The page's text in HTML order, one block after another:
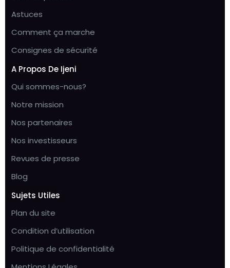
Astuces
Comment ça marche
Consignes de sécurité
A Propos De Ijeni
Qui sommes-nous?
Notre mission
Nos partenaires
Nos investisseurs
Revues de presse
Blog
Sujets Utiles
Plan du site
Condition d’utilisation
Politique de confidentialité